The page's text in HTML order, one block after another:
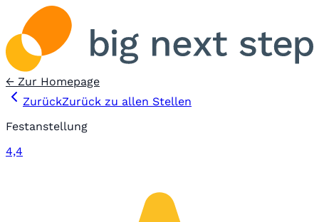
← Zur Homepage
ZurückZurück zu allen Stellen
Festanstellung
4,4